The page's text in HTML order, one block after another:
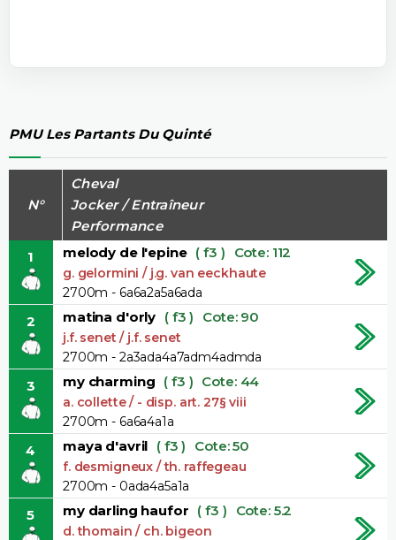
PMU Les Partants Du Quinté
N°
Cheval
Jocker / Entraîneur
Performance
1
melody de l'epine ( f3 ) Cote: 112
g. gelormini / j.g. van eeckhaute
2700m - 6a6a2a5a6ada
2 matina d'orly ( f3 ) Cote: 90
j.f. senet / j.f. senet
2700m - 2a3ada4a7adm4admda
3 my charming ( f3 ) Cote: 44
a. collette / - disp. art. 27§ viii
2700m - 6a6a4a1a
4 maya d'avril ( f3 ) Cote: 50
f. desmigneux / th. raffegeau
2700m - 0ada4a5a1a
5 my darling haufor ( f3 ) Cote: 5.2
d. thomain / ch. bigeon